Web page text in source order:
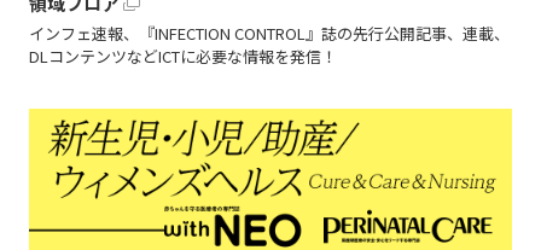
インフェ速報、『INFECTION CONTROL』誌の先行公開記事、連載、
DLコンテンツなどICTに必要な情報を発信！